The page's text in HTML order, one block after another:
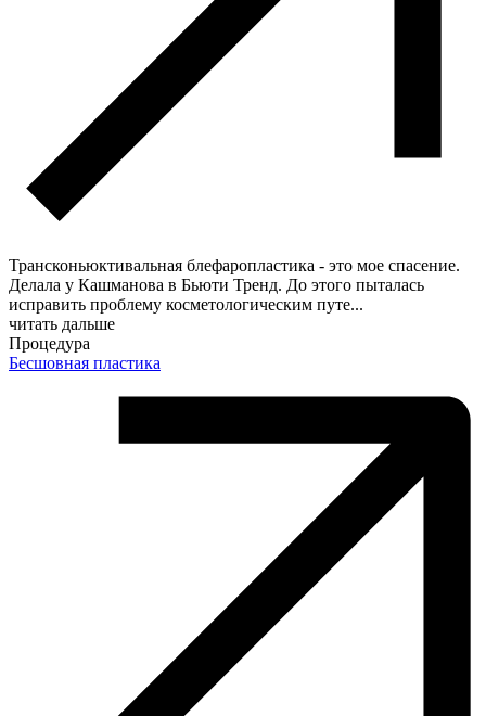
Трансконьюктивальная блефаропластика - это мое спасение.
Делала у Кашманова в Бьюти Тренд. До этого пыталась
исправить проблему косметологическим путе...
читать дальше
Процедура
Бесшовная пластика